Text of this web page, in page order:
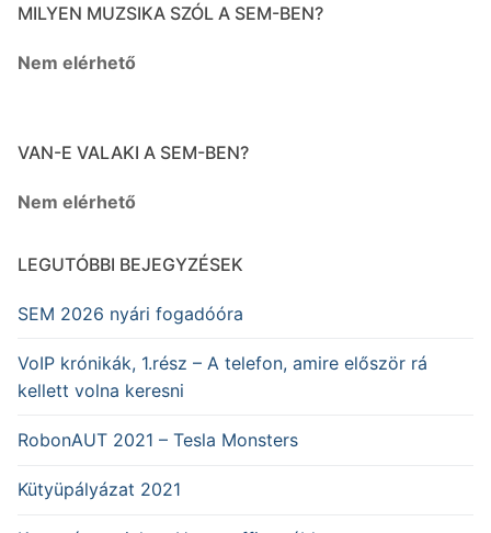
MILYEN MUZSIKA SZÓL A SEM-BEN?
Nem elérhető
VAN-E VALAKI A SEM-BEN?
Nem elérhető
LEGUTÓBBI BEJEGYZÉSEK
SEM 2026 nyári fogadóóra
VoIP krónikák, 1.rész – A telefon, amire először rá
kellett volna keresni
RobonAUT 2021 – Tesla Monsters
Kütyüpályázat 2021